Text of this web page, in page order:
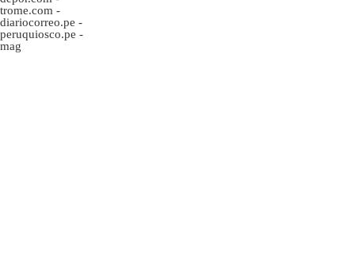
trome.com -
diariocorreo.pe -
peruquiosco.pe -
mag